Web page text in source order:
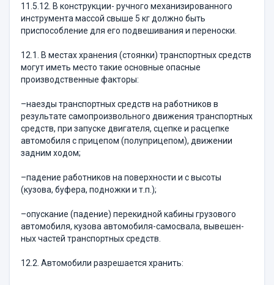
11.5.12. В конструкции- ручного механизирован­ного
инструмента массой свыше 5 кг должно быть
приспособление для его подвешивания и переноски.
12.1. В местах хранения (стоянки) транспортных средств
могут иметь место такие основные опасные
производственные факторы:
–наезды транспортных средств на работников в
результате самопроизвольного движения транспорт­ных
средств, при запуске двигателя, сцепке и рас­цепке
автомобиля с прицепом (полуприцепом), дви­жении
задним ходом;
–падение работников на поверхности и с высоты
(кузова, буфера, подножки и т.п.);
–опускание (падение) перекидной кабины грузо­вого
автомобиля, кузова автомобиля-самосвала, вы­ве­шен­
ных частей транспортных средств.
12.2. Автомобили разрешается хранить: